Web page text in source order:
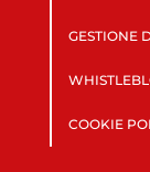
GESTIONE
COOKIE